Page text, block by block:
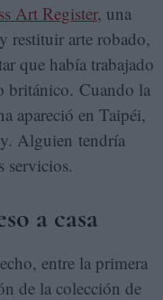
Art Register, una
restituir arte robado,
que había trabajado
británico. Cuando la
apareció en Taipéi,
Alguien tendría
servicios.
a casa
entre la primera
de la colección de